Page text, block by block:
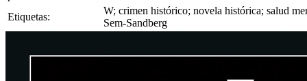
Etiquetas:
W; crimen histórico; novela histórica; salud
Sem-Sandberg